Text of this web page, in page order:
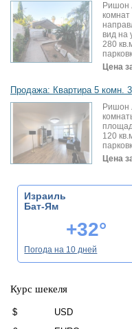
Ришон
комнат
вид на
280
Цена
Продажа: Квартира 5 комн.
Ришон
120
Цена
Израиль
Бат-Ям
+32°
Погода на 10 дней
Курс шекеля
$ USD